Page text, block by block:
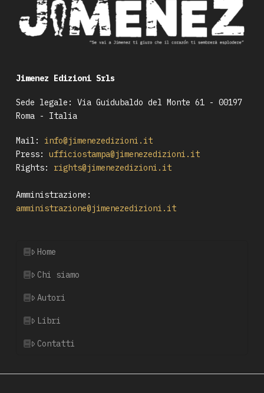
Jimenez Edizioni Srls
Sede legale: Via Guidubaldo del Monte 61 - 00197
Roma - Italia
Mail:
info@jimenezedizioni.it
Press:
ufficiostampa@jimenezedizioni.it
Rights:
rights@jimenezedizioni.it
Amministrazione:
amministrazione@jimenezedizioni.it
Home
Chi siamo
Autori
Libri
Contatti